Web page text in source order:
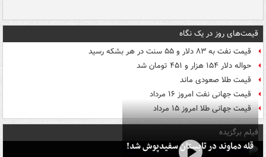
قیمت‌های روز در یک نگاه
قیمت نفت به ۸۳ دلار و ۵۵ سنت در هر بشکه رسید
حواله دلار ۱۵۴ هزار و ۴۵۱ تومان شد
قیمت طلا صعودی ماند
قیمت جهانی نفت امروز ۱۶ مرداد
قیمت جهانی طلا امروز ۱۵ مرداد
فیلم برگزیده
قله دماوند در تابستان سفیدپوش شد!